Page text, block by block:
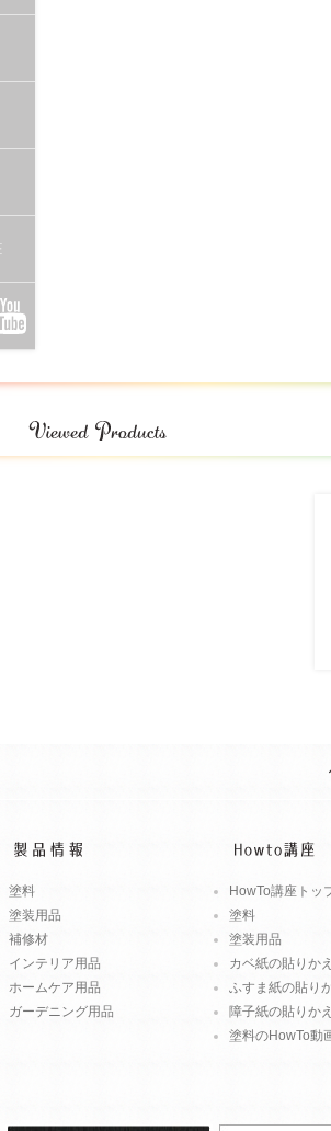
塗料
塗装用品
補修材
インテリア用品
ホームケア用品
ガーデニング用品
HowTo講座トッ
塗料
塗装用品
カベ紙の貼りかえ
ふすま紙の貼り
障子紙の貼りかえ
塗料のHowTo動